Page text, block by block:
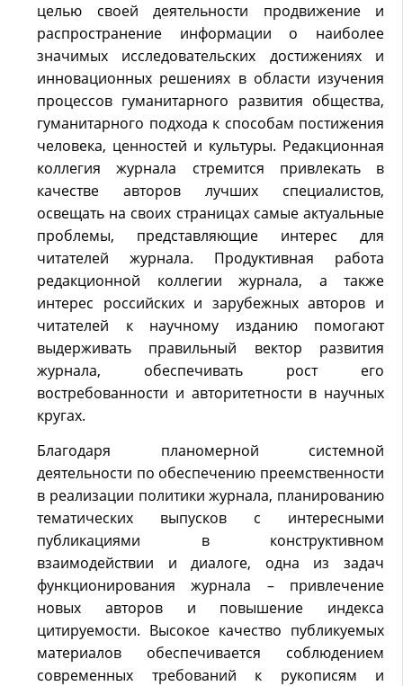
целью своей деятельности продвижение и
распространение информации о наиболее
значимых исследовательских достижениях и
инновационных решениях в области изучения
процессов гуманитарного развития общества,
гуманитарного подхода к способам постижения
человека, ценностей и культуры. Редакционная
коллегия журнала стремится привлекать в
качестве авторов лучших специалистов,
освещать на своих страницах самые актуальные
проблемы, представляющие интерес для
читателей журнала. Продуктивная работа
редакционной коллегии журнала, а также
интерес российских и зарубежных авторов и
читателей к научному изданию помогают
выдерживать правильный вектор развития
журнала, обеспечивать рост его
востребованности и авторитетности в научных
кругах.
Благодаря планомерной системной
деятельности по обеспечению преемственности
в реализации политики журнала, планированию
тематических выпусков с интересными
публикациями в конструктивном
взаимодействии и диалоге, одна из задач
функционирования журнала – привлечение
новых авторов и повышение индекса
цитируемости. Высокое качество публикуемых
материалов обеспечивается соблюдением
современных требований к рукописям и